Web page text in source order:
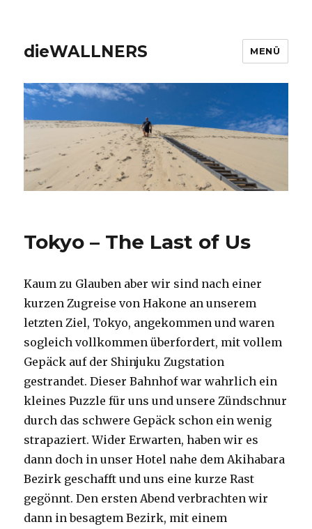
dieWALLNERS MENÜ
Tokyo – The Last of Us
Kaum zu Glauben aber wir sind nach einer
kurzen Zugreise von Hakone an unserem
letzten Ziel, Tokyo, angekommen und waren
sogleich vollkommen überfordert, mit vollem
Gepäck auf der Shinjuku Zugstation
gestrandet. Dieser Bahnhof war wahrlich ein
kleines Puzzle für uns und unsere Zündschnur
durch das schwere Gepäck schon ein wenig
strapaziert. Wider Erwarten, haben wir es
dann doch in unser Hotel nahe dem Akihabara
Bezirk geschafft und uns eine kurze Rast
gegönnt. Den ersten Abend verbrachten wir
dann in besagtem Bezirk, mit einem